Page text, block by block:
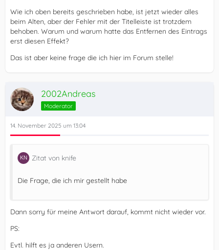
Wie ich oben bereits geschrieben habe, ist jetzt wieder alles
beim Alten, aber der Fehler mit der Titelleiste ist trotzdem
behoben. Warum und warum hatte das Entfernen des Eintrags
erst diesen Effekt?
Das ist aber keine frage die ich hier im Forum stelle!
2002Andreas
Moderator
14. November 2025 um 13:04
Zitat von knife
Die Frage, die ich mir gestellt habe
Dann sorry für meine Antwort darauf, kommt nicht wieder vor.
PS:
Evtl. hilft es ja anderen Usern.